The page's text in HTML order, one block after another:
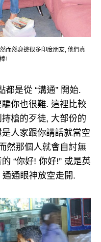
而然身邊很多印度朋友, 他們真
!
是從 “溝通” 開始.
你也很難. 這裡比較
槍的歹徒, 大部份的
人家跟你講話就當空
然那個人就會自討無
“你好! 你好!” 或是英
通通眼神放空走開.